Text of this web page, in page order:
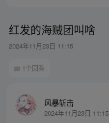
红发的海贼团叫啥
2024年11月23日 11:15
1个回答
风暴斩击
2024年11月23日 11:15